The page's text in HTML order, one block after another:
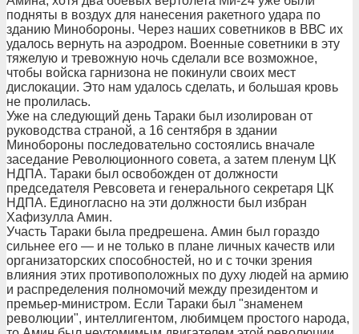
подняты в воздух для нанесения ракетного удара по
зданию Минобороны. Через наших советников в ВВС их
удалось вернуть на аэродром. Военные советники в эту
тяжелую и тревожную ночь сделали все возможное,
чтобы войска гарнизона не покинули своих мест
дислокации. Это нам удалось сделать, и большая кровь
не пролилась.
Уже на следующий день Тараки был изолирован от
руководства страной, а 16 сентября в здании
Минобороны последовательно состоялись вначале
заседание Революционного совета, а затем пленум ЦК
НДПА. Тараки был освобожден от должности
председателя Ревсовета и генерального секретаря ЦК
НДПА. Единогласно на эти должности был избран
Хафизулла Амин.
Участь Тараки была предрешена. Амин был гораздо
сильнее его — и не только в плане личных качеств или
организаторских способностей, но и с точки зрения
влияния этих противоположных по духу людей на армию
и распределения полномочий между президентом и
премьер-министром. Если Тараки был "знаменем
революции", интеллигентом, любимцем простого народа,